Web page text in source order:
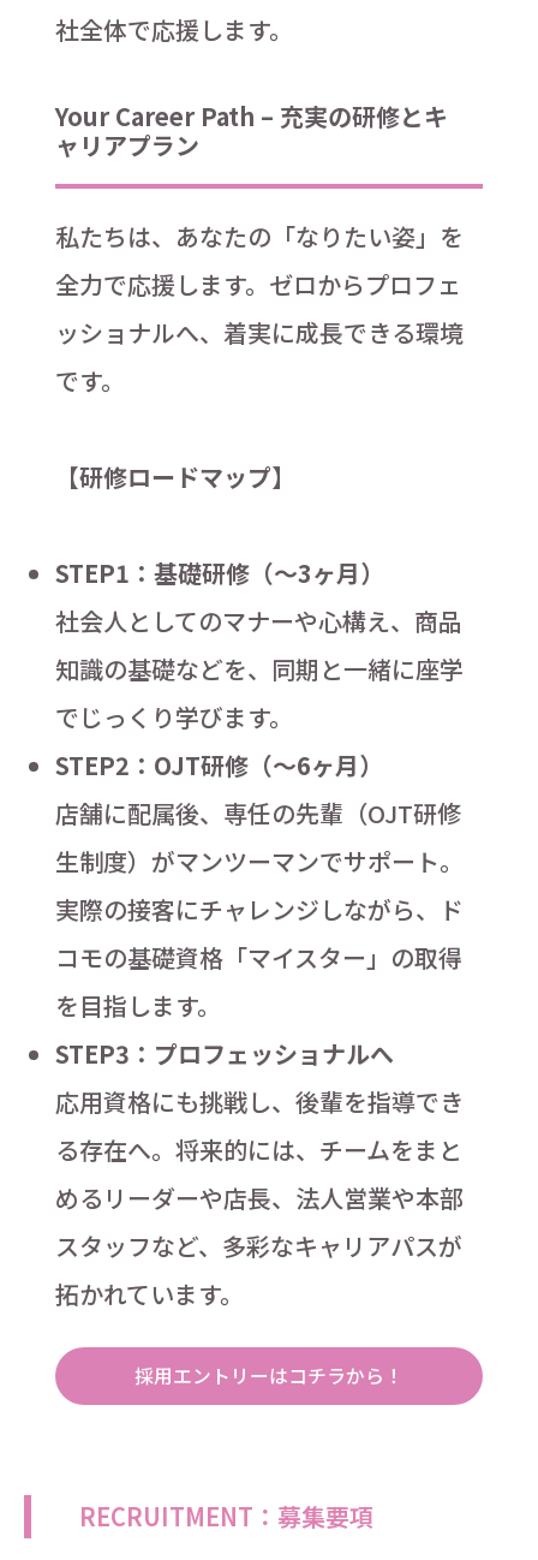
社全体で応援します。
Your Career Path – 充実の研修とキ
ャリアプラン
私たちは、あなたの「なりたい姿」を
全力で応援します。ゼロからプロフェ
ッショナルへ、着実に成長できる環境
です。
【研修ロードマップ】
STEP1：基礎研修（～3ヶ月）
社会人としてのマナーや心構え、商品
知識の基礎などを、同期と一緒に座学
でじっくり学びます。
STEP2：OJT研修（～6ヶ月）
店舗に配属後、専任の先輩（OJT研修
生制度）がマンツーマンでサポート。
実際の接客にチャレンジしながら、ド
コモの基礎資格「マイスター」の取得
を目指します。
STEP3：プロフェッショナルへ
応用資格にも挑戦し、後輩を指導でき
る存在へ。将来的には、チームをまと
めるリーダーや店長、法人営業や本部
スタッフなど、多彩なキャリアパスが
拓かれています。
採用エントリーはコチラから！
RECRUITMENT：募集要項